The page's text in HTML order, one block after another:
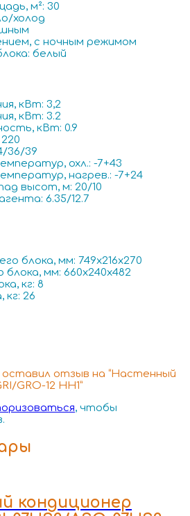
м²: 30
холод
с ночным режимом
белый
кВт: 3,2
кВт: 3.2
кВт: 0.9
36/39
охл.: -7+43
нагрев.: -7+24
высот, м: 20/10
6.35/12.7
блока, мм: 749x216x270
мм: 660x240x482
кг: 8
кг: 26
отзыв на “Настенный
GRO-12 HH1”
, чтобы
кондиционер